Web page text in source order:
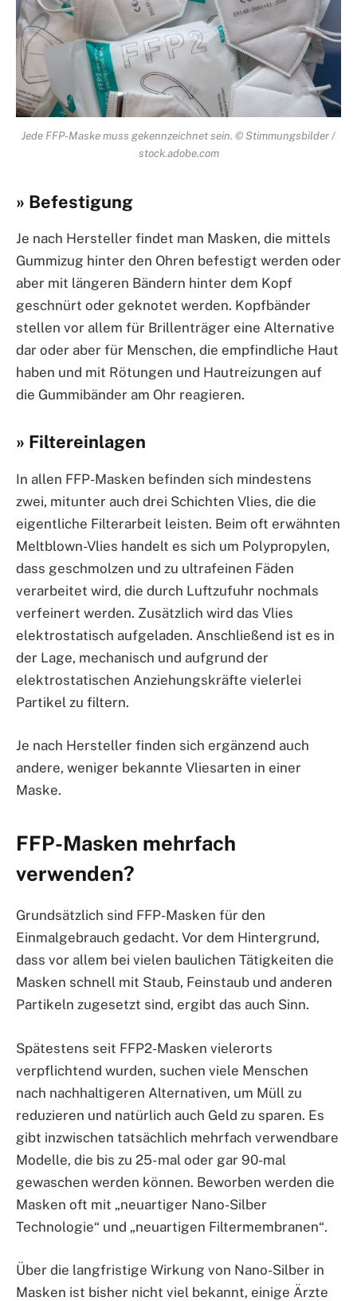
Jede FFP-Maske muss gekennzeichnet sein. © Stimmungsbilder /
stock.adobe.com
» Befestigung
Je nach Hersteller findet man Masken, die mittels
Gummizug hinter den Ohren befestigt werden oder
aber mit längeren Bändern hinter dem Kopf
geschnürt oder geknotet werden. Kopfbänder
stellen vor allem für Brillenträger eine Alternative
dar oder aber für Menschen, die empfindliche Haut
haben und mit Rötungen und Hautreizungen auf
die Gummibänder am Ohr reagieren.
» Filtereinlagen
In allen FFP-Masken befinden sich mindestens
zwei, mitunter auch drei Schichten Vlies, die die
eigentliche Filterarbeit leisten. Beim oft erwähnten
Meltblown-Vlies handelt es sich um Polypropylen,
dass geschmolzen und zu ultrafeinen Fäden
verarbeitet wird, die durch Luftzufuhr nochmals
verfeinert werden. Zusätzlich wird das Vlies
elektrostatisch aufgeladen. Anschließend ist es in
der Lage, mechanisch und aufgrund der
elektrostatischen Anziehungskräfte vielerlei
Partikel zu filtern.
Je nach Hersteller finden sich ergänzend auch
andere, weniger bekannte Vliesarten in einer
Maske.
FFP-Masken mehrfach
verwenden?
Grundsätzlich sind FFP-Masken für den
Einmalgebrauch gedacht. Vor dem Hintergrund,
dass vor allem bei vielen baulichen Tätigkeiten die
Masken schnell mit Staub, Feinstaub und anderen
Partikeln zugesetzt sind, ergibt das auch Sinn.
Spätestens seit FFP2-Masken vielerorts
verpflichtend wurden, suchen viele Menschen
nach nachhaltigeren Alternativen, um Müll zu
reduzieren und natürlich auch Geld zu sparen. Es
gibt inzwischen tatsächlich mehrfach verwendbare
Modelle, die bis zu 25- mal oder gar 90-mal
gewaschen werden können. Beworben werden die
Masken oft mit „neuartiger Nano-Silber
Technologie“ und „neuartigen Filtermembranen“.
Über die langfristige Wirkung von Nano-Silber in
Masken ist bisher nicht viel bekannt, einige Ärzte